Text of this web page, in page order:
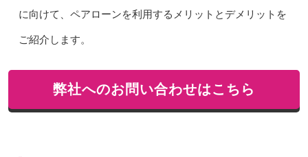
に向けて、ペアローンを利用するメリットとデメリットを
ご紹介します。
弊社へのお問い合わせはこちら